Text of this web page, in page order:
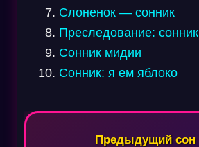
Слоненок — сонник
Преследование: сонник
Сонник мидии
Сонник: я ем яблоко
Навигация
Предыдущий сон